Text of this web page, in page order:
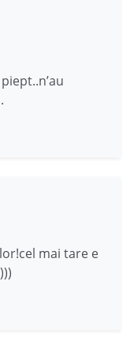
mai tare e